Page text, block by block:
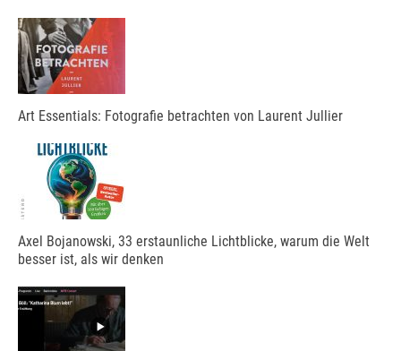
Art Essentials: Fotografie betrachten von Laurent Jullier
Axel Bojanowski, 33 erstaunliche Lichtblicke, warum die Welt
besser ist, als wir denken